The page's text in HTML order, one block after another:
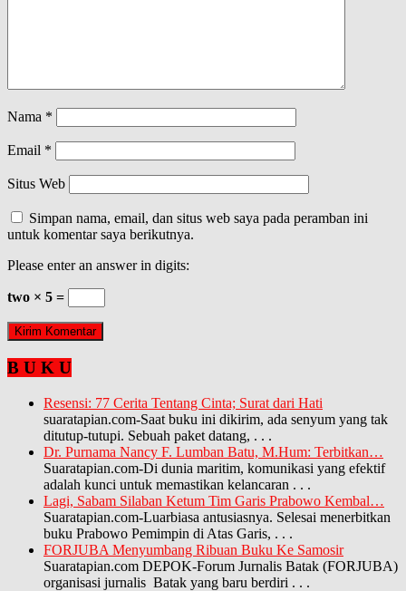
Nama *
Email *
Situs Web
Simpan nama, email, dan situs web saya pada peramban ini
untuk komentar saya berikutnya.
Please enter an answer in digits:
two × 5 =
B U K U
Resensi: 77 Cerita Tentang Cinta; Surat dari Hati
suaratapian.com-Saat buku ini dikirim, ada senyum yang tak
ditutup-tutupi. Sebuah paket datang, . . .
Dr. Purnama Nancy F. Lumban Batu, M.Hum: Terbitkan…
Suaratapian.com-Di dunia maritim, komunikasi yang efektif
adalah kunci untuk memastikan kelancaran . . .
Lagi, Sabam Silaban Ketum Tim Garis Prabowo Kembal…
Suaratapian.com-Luarbiasa antusiasnya. Selesai menerbitkan
buku Prabowo Pemimpin di Atas Garis, . . .
FORJUBA Menyumbang Ribuan Buku Ke Samosir
Suaratapian.com DEPOK-Forum Jurnalis Batak (FORJUBA)
organisasi jurnalis Batak yang baru berdiri . . .